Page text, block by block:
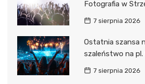
Fotografia w
7 sierpnia 2026
Ostatnia szansa
szaleństwo na pl.
7 sierpnia 2026